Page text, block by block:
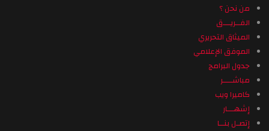
من نحن ؟
الفــريـــق
الميثاق التحريري
الموفق الإعلامي
جدول البرامج
مباشــــر
كاميرا ويب
إشهـــار
إتصـل بنــا